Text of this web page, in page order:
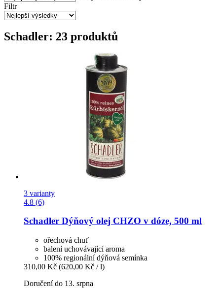
Filtr
Schadler: 23 produktů
3 varianty
4.8 (6)
Schadler Dýňový olej CHZO v dóze, 500 ml
ořechová chuť
balení uchovávající aroma
100% regionální dýňová semínka
310,00 Kč (620,00 Kč / l)
Doručení do 13. srpna